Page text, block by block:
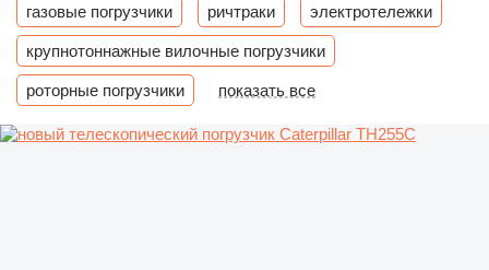
газовые погрузчики ричтраки электротележки
крупнотоннажные вилочные погрузчики
роторные погрузчики показать все